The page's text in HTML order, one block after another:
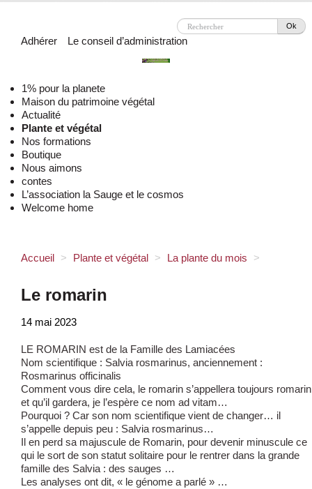
Ok
Adhérer Le conseil d’administration
1% pour la planete
Maison du patrimoine végétal
Actualité
Plante et végétal
Nos formations
Boutique
Nous aimons
contes
L’association la Sauge et le cosmos
Welcome home
Accueil > Plante et végétal > La plante du mois >
Le romarin
14 mai 2023
LE ROMARIN est de la Famille des Lamiacées
Nom scientifique : Salvia rosmarinus, anciennement :
Rosmarinus officinalis
Comment vous dire cela, le romarin s’appellera toujours romarin
et qu’il gardera, je l’espère ce nom ad vitam…
Pourquoi ? Car son nom scientifique vient de changer… il
s’appelle depuis peu : Salvia rosmarinus…
Il en perd sa majuscule de Romarin, pour devenir minuscule ce
qui le sort de son statut solitaire pour le rentrer dans la grande
famille des Salvia : des sauges …
Les analyses ont dit, « le génome a parlé » …